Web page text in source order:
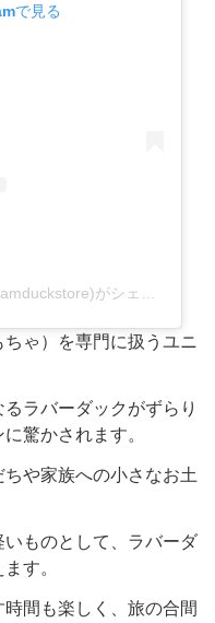
で見る
Amsterdam Duck Store(@amsterdamduckstore)がシェアした投稿
ゃ）を専門に扱うユニ
ラバーダックがずらり
驚かされます。
や家族への小さなお土
ものとして、ラバーダ
す。
間も楽しく、旅の合間